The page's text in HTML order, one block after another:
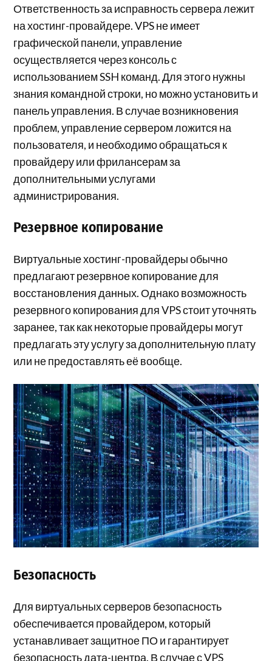
Ответственность за исправность сервера лежит
на хостинг-провайдере. VPS не имеет
графической панели, управление
осуществляется через консоль с
использованием SSH команд. Для этого нужны
знания командной строки, но можно установить и
панель управления. В случае возникновения
проблем, управление сервером ложится на
пользователя, и необходимо обращаться к
провайдеру или фрилансерам за
дополнительными услугами
администрирования.
Резервное копирование
Виртуальные хостинг-провайдеры обычно
предлагают резервное копирование для
восстановления данных. Однако возможность
резервного копирования для VPS стоит уточнять
заранее, так как некоторые провайдеры могут
предлагать эту услугу за дополнительную плату
или не предоставлять её вообще.
Безопасность
Для виртуальных серверов безопасность
обеспечивается провайдером, который
устанавливает защитное ПО и гарантирует
безопасность дата-центра. В случае с VPS